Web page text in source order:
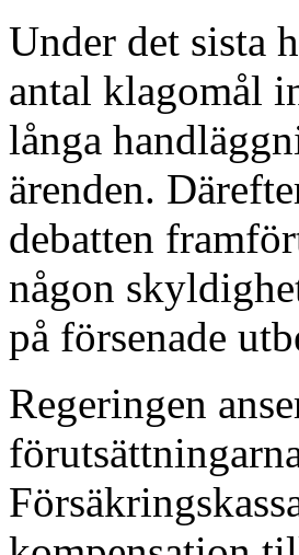
Under det sista
antal klagomål
långa
ärenden.
debatten
någon
på försenade
Regeringen